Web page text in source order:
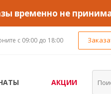
временно не
с 09:00 до 18:00
АКЦИИ